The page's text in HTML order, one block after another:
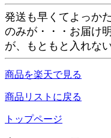
発送も早くてよっか
のみが・・・お届け
が、もともと入れな
商品を楽天で見る
商品リストに戻る
トップページ